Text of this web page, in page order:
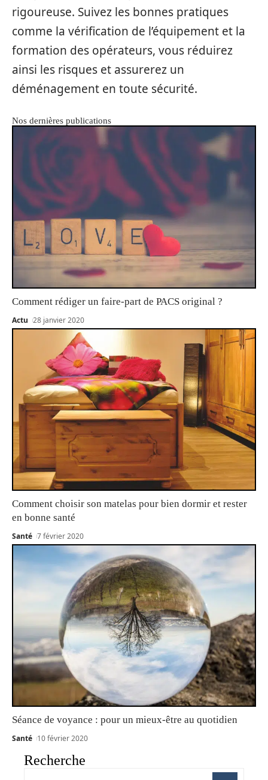
rigoureuse. Suivez les bonnes pratiques
comme la vérification de l’équipement et la
formation des opérateurs, vous réduirez
ainsi les risques et assurerez un
déménagement en toute sécurité.
Nos dernières publications
Comment rédiger un faire-part de PACS original ?
Actu 28 janvier 2020
Comment choisir son matelas pour bien dormir et rester
en bonne santé
Santé 7 février 2020
Séance de voyance : pour un mieux-être au quotidien
Santé 10 février 2020
Recherche